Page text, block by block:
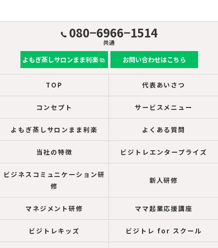
080−6966−1514
共通
よもぎ蒸しサロンまま利楽 お問い合わせはこちら
TOP 代表あいさつ
コンセプト サービスメニュー
よもぎ蒸しサロンまま利楽 よくある質問
当社の特徴 ビジトレエンタープライズ
ビジネスコミュニケーション研
修
新人研修
マネジメント研修 ママ起業応援講座
ビジトレキッズ ビジトレ for スクール